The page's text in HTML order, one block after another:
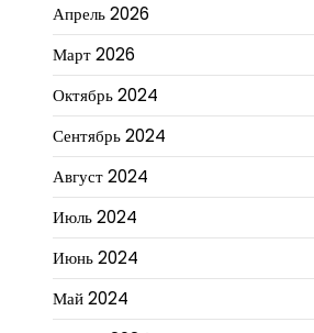
Апрель 2026
Март 2026
Октябрь 2024
Сентябрь 2024
Август 2024
Июль 2024
Июнь 2024
Май 2024